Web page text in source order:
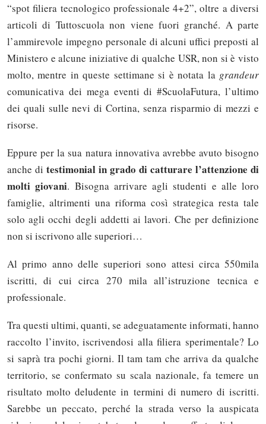
“spot filiera tecnologico professionale 4+2”, oltre a diversi
articoli di Tuttoscuola non viene fuori granché. A parte
l’ammirevole impegno personale di alcuni uffici preposti al
Ministero e alcune iniziative di qualche USR, non si è visto
molto, mentre in queste settimane si è notata la grandeur
comunicativa dei mega eventi di #ScuolaFutura, l’ultimo
dei quali sulle nevi di Cortina, senza risparmio di mezzi e
risorse.
Eppure per la sua natura innovativa avrebbe avuto bisogno
anche di testimonial in grado di catturare l’attenzione di
molti giovani. Bisogna arrivare agli studenti e alle loro
famiglie, altrimenti una riforma così strategica resta tale
solo agli occhi degli addetti ai lavori. Che per definizione
non si iscrivono alle superiori…
Al primo anno delle superiori sono attesi circa 550mila
iscritti, di cui circa 270 mila all’istruzione tecnica e
professionale.
Tra questi ultimi, quanti, se adeguatamente informati, hanno
raccolto l’invito, iscrivendosi alla filiera sperimentale? Lo
si saprà tra pochi giorni. Il tam tam che arriva da qualche
territorio, se confermato su scala nazionale, fa temere un
risultato molto deludente in termini di numero di iscritti.
Sarebbe un peccato, perché la strada verso la auspicata